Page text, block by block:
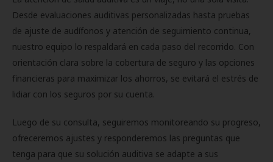
Desde evaluaciones auditivas personalizadas hasta pruebas
de ajuste de audífonos y atención de seguimiento continua,
nuestro equipo lo respaldará en cada paso del recorrido. Con
orientación clara sobre la cobertura de seguro y las opciones
financieras para maximizar los ahorros, se evitará el estrés de
lidiar con los seguros por su cuenta.
Luego de su consulta, seguiremos monitoreando su progreso,
ofreceremos ajustes y responderemos las preguntas que
tenga para que su solución auditiva se adapte a sus